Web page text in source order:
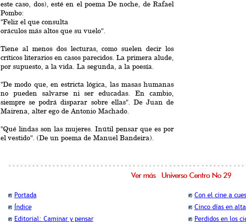
este caso, dos), esté en el poema De noche, de Rafael
Pombo:
"Feliz el que consulta
oráculos más altos que su vuelo".
Tiene al menos dos lecturas, como suelen decir los
críticos literarios en casos parecidos. La primera alude,
por supuesto, a la vida. La segunda, a la poesía.
"De modo que, en estricta lógica, las masas humanas
no pueden salvarse ni ser educadas. En cambio,
siempre se podrá disparar sobre ellas". De Juan de
Mairena, alter ego de Antonio Machado.
"Qué lindas son las mujeres. Inútil pensar que es por
el vestido". (De un poema de Manuel Bandeira).
Ver más Universo Centro No 29
Portada
Índice
Editorial: Caminar y pensar
Con el cine a
Cinco días en
Perdidos en los